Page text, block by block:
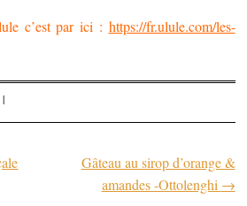
c’est par ici : https://fr.ulule.com/les-
|
articles
Gâteau au sirop d’orange &
amandes -Ottolenghi →